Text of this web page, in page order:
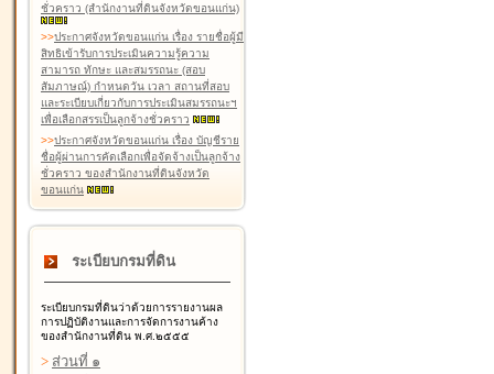
ชั่วคราว (สำนักงานที่ดินจังหวัดขอนแก่น)
>>ประกาศจังหวัดขอนแก่น เรื่อง รายชื่อผู้มี
สิทธิเข้ารับการประเมินความรู้ความ
สามารถ ทักษะ และสมรรถนะ (สอบ
สัมภาษณ์) กำหนดวัน เวลา สถานที่สอบ
และระเบียบเกี่ยวกับการประเมินสมรรถนะฯ
เพื่อเลือกสรรเป็นลูกจ้างชั่วคราว
>>ประกาศจังหวัดขอนแก่น เรื่อง บัญชีราย
ชื่อผู้ผ่านการคัดเลือกเพื่อจัดจ้างเป็นลูกจ้าง
ชั่วคราว ของสำนักงานที่ดินจังหวัด
ขอนแก่น
ระเบียบกรมที่ดิน
ระเบียบกรมที่ดินว่าด้วยการรายงานผล
การปฏิบัติงานและการจัดการงานค้าง
ของสำนักงานที่ดิน พ.ศ.๒๕๕๕
> ส่วนที่ ๑